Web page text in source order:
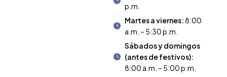
p.m.
Martes a viernes:8:00
a.m. – 5:30 p.m.
Sábados y domingos
(antes de festivos):
8:00 a.m. – 5:00 p.m.